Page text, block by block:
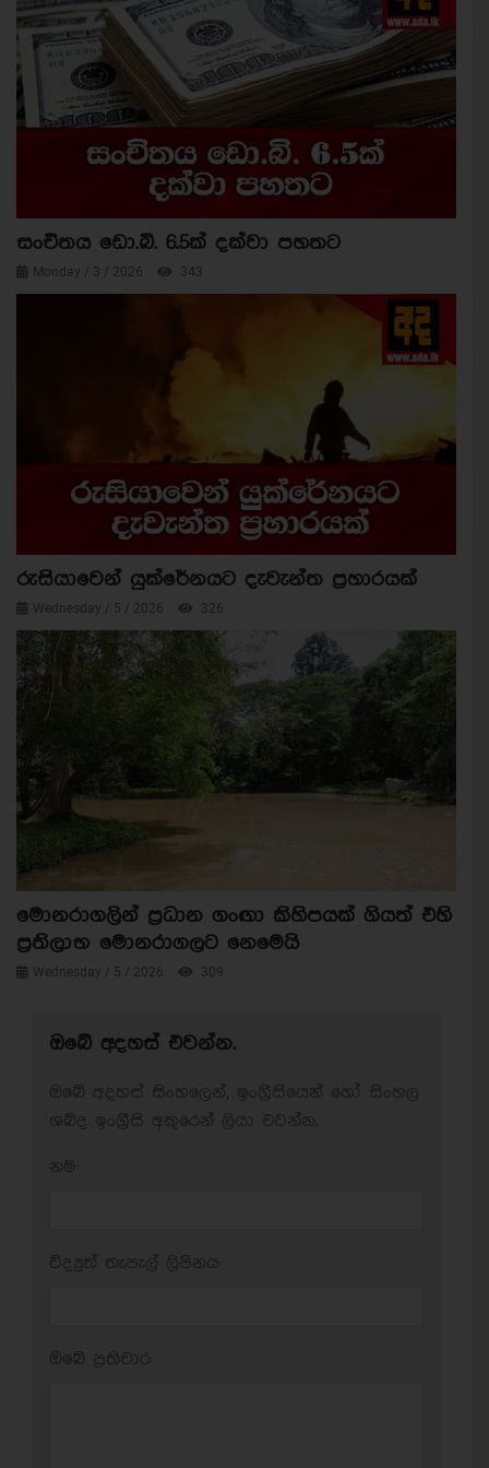
සංචිතය ඩො.බි. 6.5ක් දක්වා පහතට
Monday / 3 / 2026 343
රුසියාවෙන් යුක්රේනයට දැවැන්ත ප්‍රහාරයක්
Wednesday / 5 / 2026 326
මොනරාගලින් ප්‍රධාන ගංඟා කිහිපයක් ගියත් එහි
ප්‍රතිලාභ මොනරාගලට නෙමෙයි
Wednesday / 5 / 2026 309
ඔබේ අදහස් එවන්න.